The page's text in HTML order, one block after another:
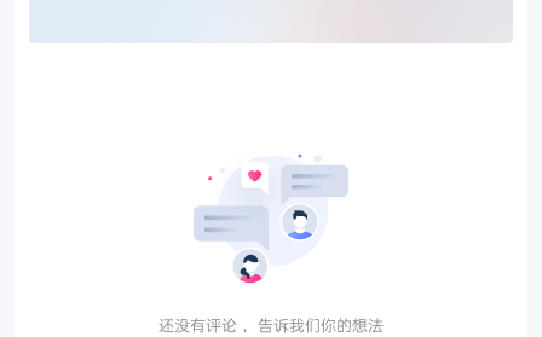
还没有评论， 告诉我们你的想法